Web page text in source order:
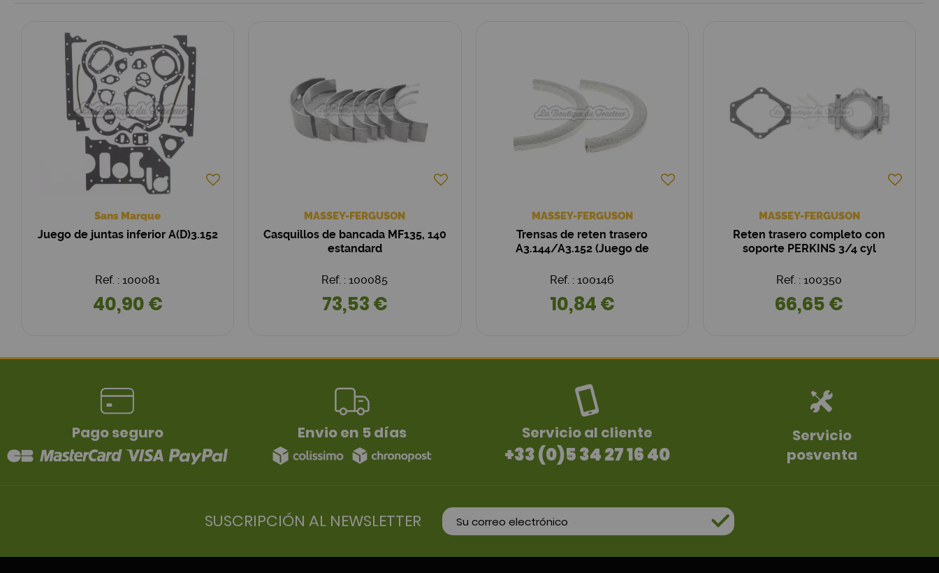
Sans Marque
Juego de juntas inferior A(D)3.152
Ref. : 100081
40,90 €
MASSEY-FERGUSON
Casquillos de bancada MF135, 140
estandard
Ref. : 100085
73,53 €
MASSEY-FERGUSON
Trensas de reten trasero
A3.144/A3.152 (Juego de
Ref. : 100146
10,84 €
MASSEY-FERGUSON
Reten trasero completo con
soporte PERKINS 3/4 cyl
Ref. : 100350
66,65 €
Pago seguro Envio en 5 días Servicio al cliente
+33 (0)5 34 27 16 40
Servicio
posventa
SUSCRIPCIÓN AL NEWSLETTER